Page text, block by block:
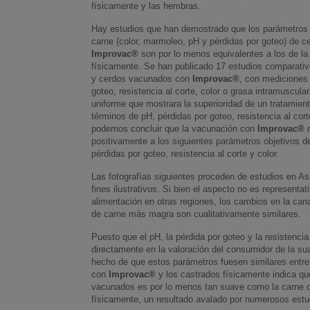
físicamente y las hembras.
Hay estudios que han demostrado que los
carne (color, marmoleo, pH y pérdidas por goteo) de
Improvac® son por lo menos equivalentes a los de
físicamente. Se han publicado 17 estudios
y cerdos vacunados con Improvac®, con
goteo, resistencia al corte, color o grasa
uniforme que mostrara la superioridad de un
términos de pH, pérdidas por goteo, resistencia al
podemos concluir que la vacunación con Improvac®
positivamente a los siguientes parámetros objetivos
pérdidas por goteo, resistencia al corte y color.
Las fotografías siguientes proceden de estudios en
fines ilustrativos. Si bien el aspecto no es
alimentación en otras regiones, los cambios en la
de carne más magra son cualitativamente similares.
Puesto que el pH, la pérdida por goteo y la
directamente en la valoración del consumidor de la
hecho de que estos parámetros fuesen similares
con Improvac® y los castrados físicamente indica
vacunados es por lo menos tan suave como la carne
físicamente, un resultado avalado por numerosos